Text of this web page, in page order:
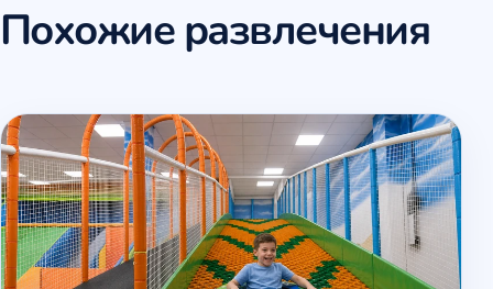
Похожие развлечения